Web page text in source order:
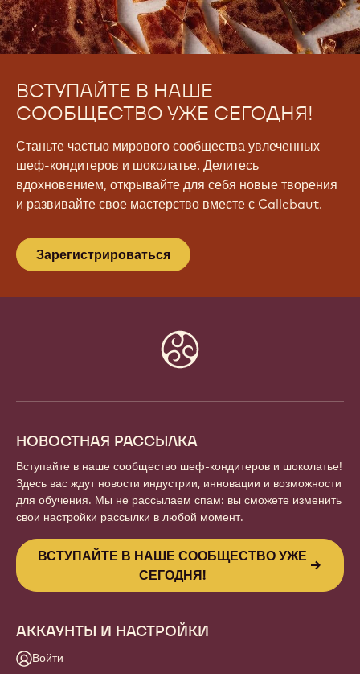
ВСТУПАЙТЕ В НАШЕ
СООБЩЕСТВО УЖЕ СЕГОДНЯ!
Станьте частью мирового сообщества увлеченных
шеф-кондитеров и шоколатье. Делитесь
вдохновением, открывайте для себя новые творения
и развивайте свое мастерство вместе с Callebaut.
Зарегистрироваться
НОВОСТНАЯ РАССЫЛКА
Вступайте в наше сообщество шеф-кондитеров и шоколатье!
Здесь вас ждут новости индустрии, инновации и возможности
для обучения. Мы не рассылаем спам: вы сможете изменить
свои настройки рассылки в любой момент.
ВСТУПАЙТЕ В НАШЕ СООБЩЕСТВО УЖЕ
СЕГОДНЯ!
АККАУНТЫ И НАСТРОЙКИ
Войти